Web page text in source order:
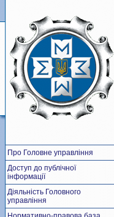
Про Головне управління
Доступ до публічної
інформації
Діяльність Головного
управління